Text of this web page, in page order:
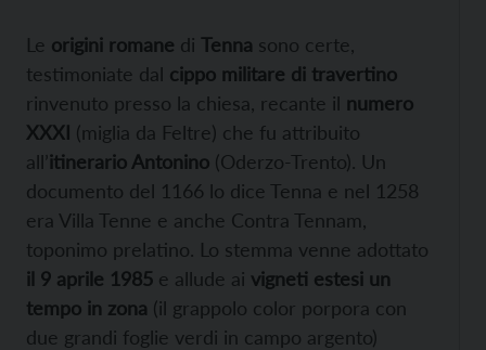
Le origini romane di Tenna sono certe,
testimoniate dal cippo militare di travertino
rinvenuto presso la chiesa, recante il numero
XXXI (miglia da Feltre) che fu attribuito
all’itinerario Antonino (Oderzo-Trento). Un
documento del 1166 lo dice Tenna e nel 1258
era Villa Tenne e anche Contra Tennam,
toponimo prelatino. Lo stemma venne adottato
il 9 aprile 1985 e allude ai vigneti estesi un
tempo in zona (il grappolo color porpora con
due grandi foglie verdi in campo argento)